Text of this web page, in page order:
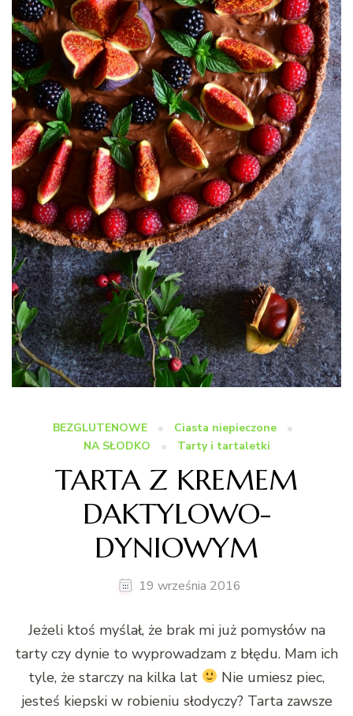
BEZGLUTENOWE
Ciasta niepieczone
NA SŁODKO
Tarty i tartaletki
TARTA Z KREMEM
DAKTYLOWO-
DYNIOWYM
19 września 2016
Jeżeli ktoś myślał, że brak mi już pomysłów na
tarty czy dynie to wyprowadzam z błędu. Mam ich
tyle, że starczy na kilka lat
Nie umiesz piec,
jesteś kiepski w robieniu słodyczy? Tarta zawsze